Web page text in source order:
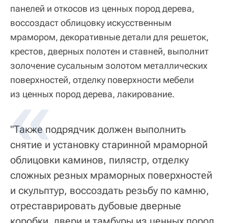
панелей и откосов из ценных пород дерева,
воссоздаст облицовку искусственным
мрамором, декоративные детали для решеток,
крестов, дверных полотен и ставней, выполнит
золочение сусальным золотом металлических
поверхностей, отделку поверхности мебели
из ценных пород дерева, лакирование.
"Также подрядчик должен выполнить
снятие и установку старинной мраморной
облицовки каминов, пилястр, отделку
сложных резных мраморных поверхностей
и скульптур, воссоздать резьбу по камню,
отреставрировать дубовые дверные